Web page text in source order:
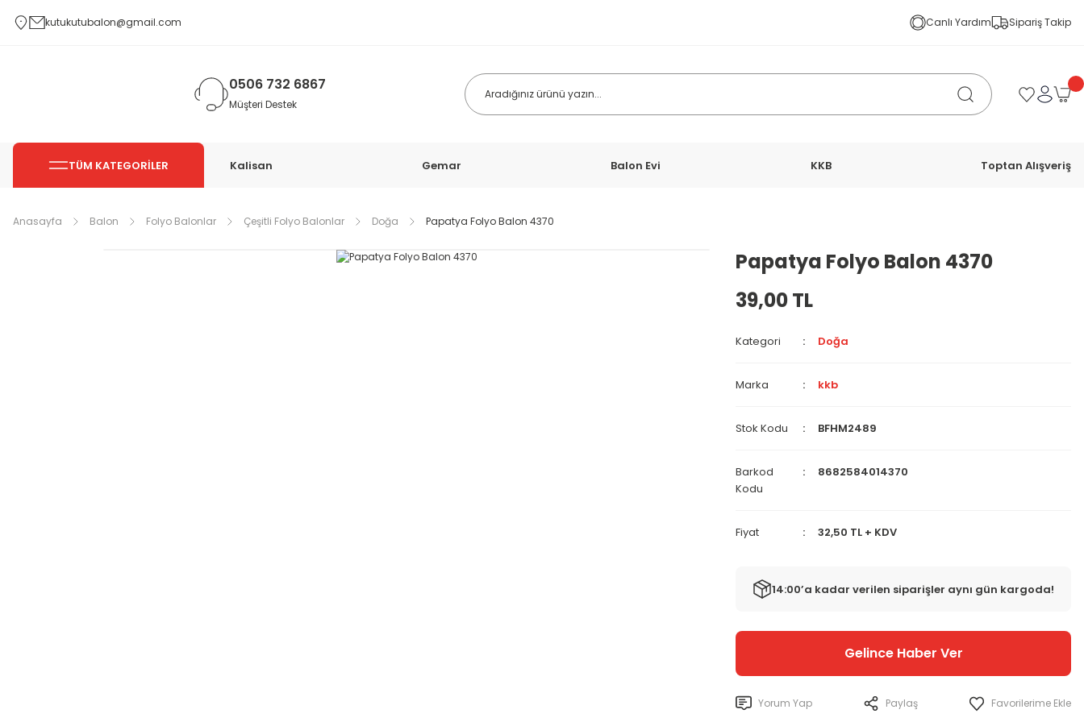
kutukutubalon@gmail.com Canlı Yardım Sipariş Takip
0506 732 6867
Müşteri Destek
TÜM KATEGORİLER Kalisan Gemar Balon Evi KKB Toptan Alışveriş
Anasayfa Balon Folyo Balonlar Çeşitli Folyo Balonlar Doğa Papatya Folyo Balon 4370
Papatya Folyo Balon 4370
39,00 TL
Kategori Doğa
Marka kkb
Stok Kodu BFHM2489
Barkod
Kodu
8682584014370
Fiyat 32,50 TL + KDV
14:00’a kadar verilen siparişler aynı gün kargoda!
Gelince Haber Ver
Yorum Yap Paylaş